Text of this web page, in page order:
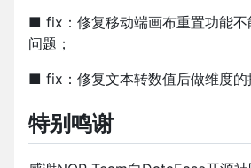
■ fix：修复移动端画布重置功能不
问题；
■ fix：修复文本转数值后做维度的
特别鸣谢